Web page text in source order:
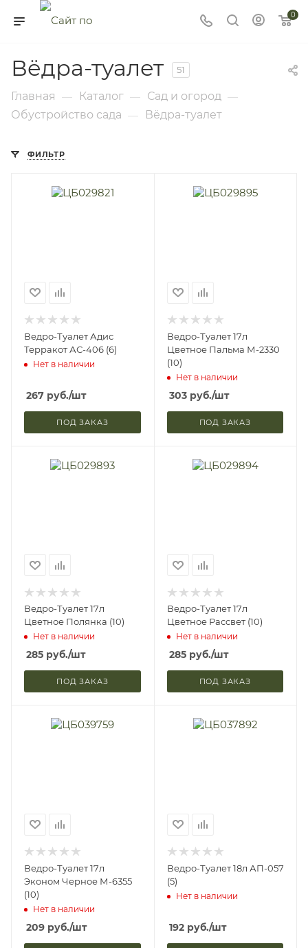
0
Вёдра-туалет 51
Главная — Каталог — Сад и огород —
Обустройство сада — Вёдра-туалет
ФИЛЬТР
Ведро-Туалет Адис
Терракот АС-406 (6)
Нет в наличии
267 руб./шт
ПОД ЗАКАЗ
Ведро-Туалет 17л
Цветное Пальма М-2330
(10)
Нет в наличии
303руб./шт
ПОД ЗАКАЗ
Ведро-Туалет 17л
Цветное Полянка (10)
Нет в наличии
285 руб./шт
ПОД ЗАКАЗ
Ведро-Туалет 17л
Цветное Рассвет (10)
Нет в наличии
285руб./шт
ПОД ЗАКАЗ
Ведро-Туалет 17л
Эконом Черное М-6355
(10)
Нет в наличии
209 руб./шт
Ведро-Туалет 18л АП-057
(5)
Нет в наличии
192руб./шт